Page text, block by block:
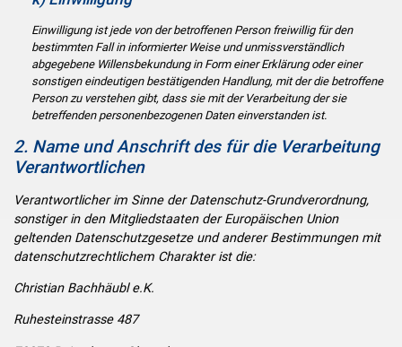
Einwilligung ist jede von der betroffenen Person freiwillig für den
bestimmten Fall in informierter Weise und unmissverständlich
abgegebene Willensbekundung in Form einer Erklärung oder einer
sonstigen eindeutigen bestätigenden Handlung, mit der die betroffene
Person zu verstehen gibt, dass sie mit der Verarbeitung der sie
betreffenden personenbezogenen Daten einverstanden ist.
2. Name und Anschrift des für die Verarbeitung
Verantwortlichen
Verantwortlicher im Sinne der Datenschutz-Grundverordnung,
sonstiger in den Mitgliedstaaten der Europäischen Union
geltenden Datenschutzgesetze und anderer Bestimmungen mit
datenschutzrechtlichem Charakter ist die:
Christian Bachhäubl e.K.
Ruhesteinstrasse 487